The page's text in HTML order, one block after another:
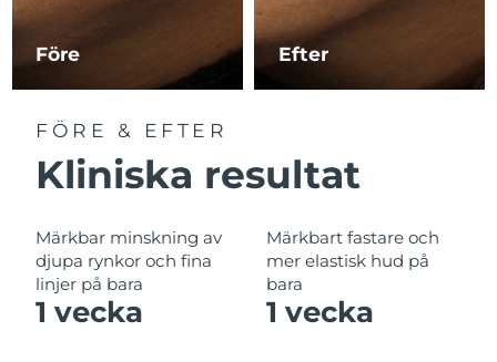
Före Efter
FÖRE & EFTER
Kliniska resultat
Märkbar minskning av
djupa rynkor och fina
linjer på bara
1 vecka
Märkbart fastare och
mer elastisk hud på
bara
1 vecka
Nya Zeeland Förväntad leverans
Norge Förväntad leverans8/9/26
Oman
Filippinerna Förväntad leverans
Polen Förväntad leverans 8/10/26
Portugal Förväntad leverans